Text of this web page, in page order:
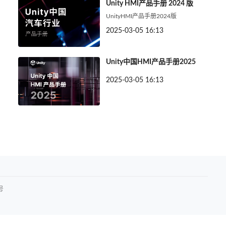
Unity HMI产品手册 2024 版
UnityHMI产品手册2024版
2025-03-05 16:13
Unity中国HMI产品手册2025
2025-03-05 16:13